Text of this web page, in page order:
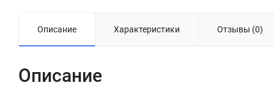
Описание Характеристики Отзывы (0)
Описание